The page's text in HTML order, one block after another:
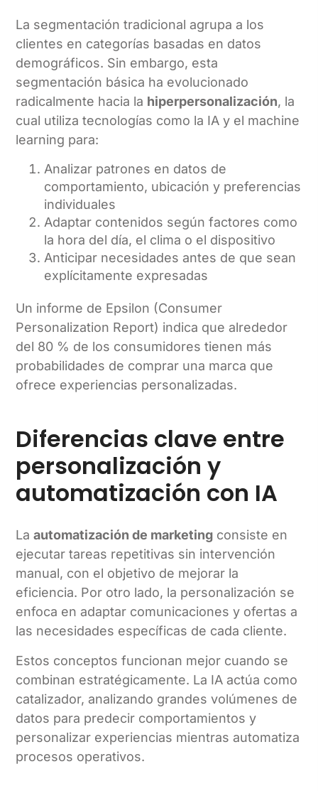
La segmentación tradicional agrupa a los
clientes en categorías basadas en datos
demográficos. Sin embargo, esta
segmentación básica ha evolucionado
radicalmente hacia la hiperpersonalización, la
cual utiliza tecnologías como la IA y el machine
learning para:
Analizar patrones en datos de
comportamiento, ubicación y preferencias
individuales
Adaptar contenidos según factores como
la hora del día, el clima o el dispositivo
Anticipar necesidades antes de que sean
explícitamente expresadas
Un informe de Epsilon (Consumer
Personalization Report) indica que alrededor
del 80 % de los consumidores tienen más
probabilidades de comprar una marca que
ofrece experiencias personalizadas.
Diferencias clave entre
personalización y
automatización con IA
Laautomatización de marketing consiste en
ejecutar tareas repetitivas sin intervención
manual, con el objetivo de mejorar la
eficiencia. Por otro lado, la personalización se
enfoca en adaptar comunicaciones y ofertas a
las necesidades específicas de cada cliente.
Estos conceptos funcionan mejor cuando se
combinan estratégicamente. La IA actúa como
catalizador, analizando grandes volúmenes de
datos para predecir comportamientos y
personalizar experiencias mientras automatiza
procesos operativos.